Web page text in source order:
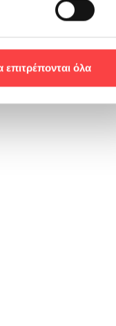
επιτρέπονται όλα